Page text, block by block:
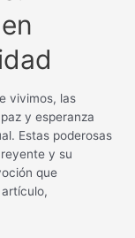
vivimos, las
y esperanza
Estas poderosas
y su
que